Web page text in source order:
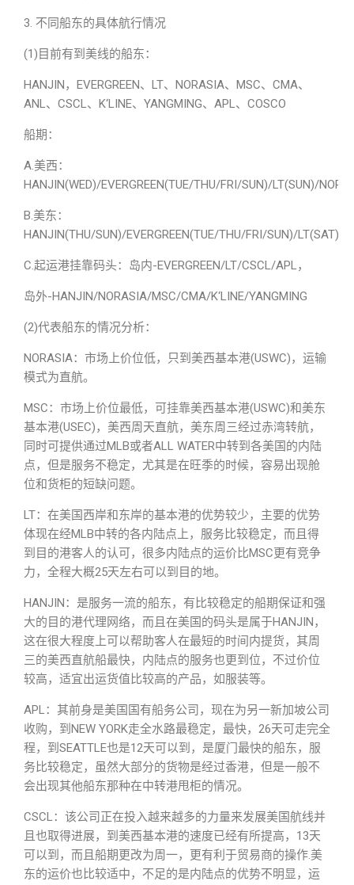
3. 不同船东的具体航行情况
(1)目前有到美线的船东：
HANJIN，EVERGREEN、LT、NORASIA、MSC、CMA、
ANL、CSCL、K‘LINE、YANGMING、APL、COSCO
船期：
A.美西：
HANJIN(WED)/EVERGREEN(TUE/THU/FRI/SUN)/LT(SUN)/
B.美东：
HANJIN(THU/SUN)/EVERGREEN(TUE/THU/FRI/SUN)/LT(SAT)/
C.起运港挂靠码头：岛内-EVERGREEN/LT/CSCL/APL，
岛外-HANJIN/NORASIA/MSC/CMA/K‘LINE/YANGMING
(2)代表船东的情况分析：
NORASIA：市场上价位低，只到美西基本港(USWC)，运输
模式为直航。
MSC：市场上价位最低，可挂靠美西基本港(USWC)和美东
基本港(USEC)，美西周天直航，美东周三经过赤湾转航，
同时可提供通过MLB或者ALL WATER中转到各美国的内陆
点，但是服务不稳定，尤其是在旺季的时候，容易出现舱
位和货柜的短缺问题。
LT：在美国西岸和东岸的基本港的优势较少，主要的优势
体现在经MLB中转的各内陆点上，服务比较稳定，而且得
到目的港客人的认可，很多内陆点的运价比MSC更有竞争
力，全程大概25天左右可以到目的地。
HANJIN：是服务一流的船东，有比较稳定的船期保证和强
大的目的港代理网络，而且在美国的码头是属于HANJIN，
这在很大程度上可以帮助客人在最短的时间内提货，其周
三的美西直航船最快，内陆点的服务也更到位，不过价位
较高，适宜出运货值比较高的产品，如服装等。
APL：其前身是美国国有船务公司，现在为另一新加坡公司
收购，到NEW YORK走全水路最稳定，最快，26天可走完全
程，到SEATTLE也是12天可以到，是厦门最快的船东，服
务比较稳定，虽然大部分的货物是经过香港，但是一般不
会出现其他船东那种在中转港甩柜的情况。
CSCL：该公司正在投入越来越多的力量来发展美国航线并
且也取得进展，到美西基本港的速度已经有所提高，13天
可以到，而且船期更改为周一，更有利于贸易商的操作.美
东的运价也比较适中，不足的是内陆点的优势不明显，运